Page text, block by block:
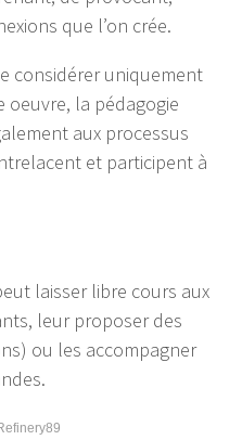
que l’on crée.
considérer uniquement
oeuvre, la pédagogie
aux processus
et participent à
laisser libre cours aux
leur proposer des
ou les accompagner